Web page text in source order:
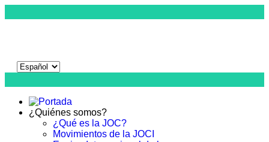
¿Quiénes somos?
¿Qué es la JOC?
Movimientos de la JOCI